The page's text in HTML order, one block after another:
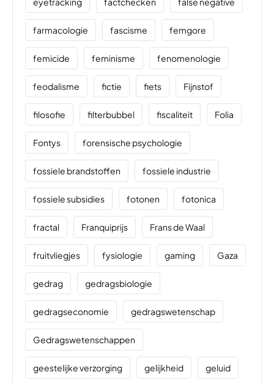
farmacologie fascisme femgore
femicide feminisme fenomenologie
feodalisme fictie fiets Fijnstof
filosofie filterbubbel fiscaliteit Folia
Fontys forensische psychologie
fossiele brandstoffen fossiele industrie
fossiele subsidies fotonen fotonica
fractal Franquiprijs Frans de Waal
fruitvliegjes fysiologie gaming Gaza
gedrag gedragsbiologie
gedragseconomie gedragswetenschap
Gedragswetenschappen
geestelijke verzorging gelijkheid geluid